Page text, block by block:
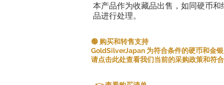
本产品作为收藏品出售，如同硬币
品进行处理。
🟢 购买和转售支持
GoldSilverJapan 为符合条件的硬币和金
请点击此处查看我们当前的采购政策和符